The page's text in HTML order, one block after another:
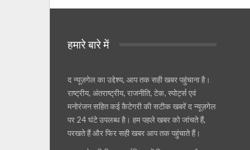
हमारे बारे में
द न्यूज़गेल का उद्देश्य, आप तक सही खबर पहुंचाना है।
राष्ट्रीय, अंतराष्ट्रीय, राजनीति, टेक, स्पोर्ट्स एवं
मनोरंजन सहित कई कैटेगरी की सटीक खबरें द न्यूज़गेल
पर 24 घंटे उपलब्ध है। हम पहले खबर को जांचते हैं,
परखते हैं और फिर सही खबर आप तक पहुंचाते हैं।